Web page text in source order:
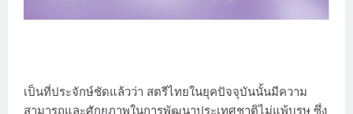
เป็นที่ประจักษ์ชัดแล้วว่า สตรีไทยในยุคปัจจุบันนั้นมีความ
สามารถและศักยภาพในการพัฒนาประเทศชาติไม่แพ้บุรุษ ซึ่ง